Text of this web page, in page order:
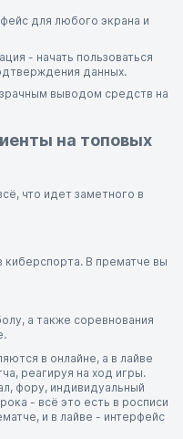
для любого экрана и
- начать пользоваться
данных.
выводом средств на
на топовых
что идет заметного в
киберспорта. В прематче вы
а также соревнования
в онлайне, а в лайве
реагируя на ход игры.
фору, индивидуальный
- всё это есть в росписи
и в лайве - интерфейс